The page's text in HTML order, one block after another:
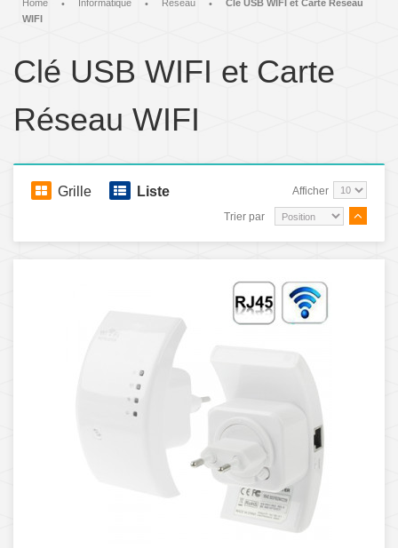
Home • Informatique • Réseau •
Clé USB WIFI et Carte Réseau
WIFI
Clé USB WIFI et Carte
Réseau WIFI
Grille Liste Afficher
Trier par